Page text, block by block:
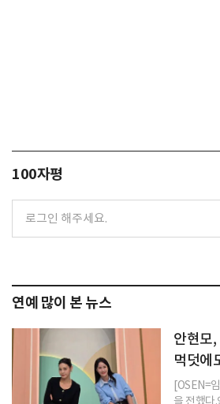
100자평
연예 많이 본 뉴스
안현모
먹덧에
[OSEN=
을 전했다